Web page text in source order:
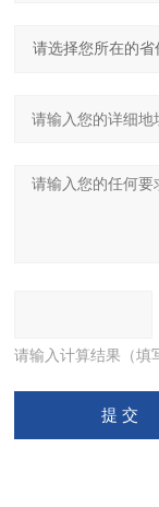
请输入计算结果（填